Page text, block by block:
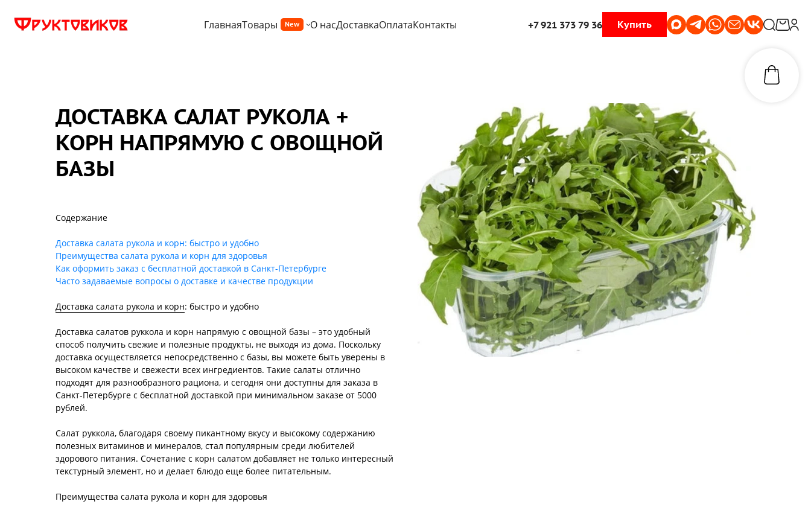
ГлавнаяТовары New О насДоставкаОплатаКонтакты +7 921 373 79 36 Купить
ДОСТАВКА САЛАТ РУКОЛА +
КОРН НАПРЯМУЮ С ОВОЩНОЙ
БАЗЫ
Содержание
Доставка салата рукола и корн: быстро и удобно
Преимущества салата рукола и корн для здоровья
Как оформить заказ с бесплатной доставкой в Санкт-Петербурге
Часто задаваемые вопросы о доставке и качестве продукции
Доставка салата рукола и корн: быстро и удобно
Доставка салатов руккола и корн напрямую с овощной базы – это удобный
способ получить свежие и полезные продукты, не выходя из дома. Поскольку
доставка осуществляется непосредственно с базы, вы можете быть уверены в
высоком качестве и свежести всех ингредиентов. Такие салаты отлично
подходят для разнообразного рациона, и сегодня они доступны для заказа в
Санкт-Петербурге с бесплатной доставкой при минимальном заказе от 5000
рублей.
Салат руккола, благодаря своему пикантному вкусу и высокому содержанию
полезных витаминов и минералов, стал популярным среди любителей
здорового питания. Сочетание с корн салатом добавляет не только интересный
текстурный элемент, но и делает блюдо еще более питательным.
Преимущества салата рукола и корн для здоровья